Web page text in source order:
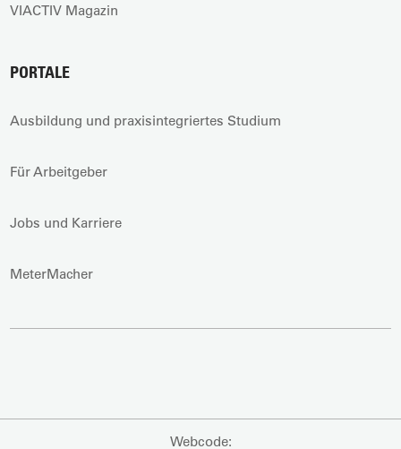
VIACTIV Magazin
PORTALE
Ausbildung und praxisintegriertes Studium
Für Arbeitgeber
Jobs und Karriere
MeterMacher
Webcode: